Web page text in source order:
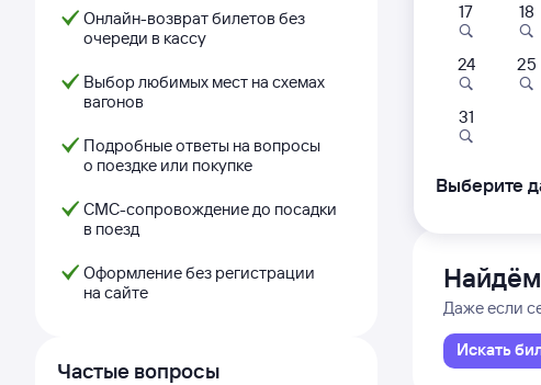
Онлайн-возврат билетов без
очереди в кассу
Выбор любимых мест на схемах
вагонов
Подробные ответы на вопросы
о поездке или покупке
СМС-сопровождение до посадки
в поезд
Оформление без регистрации
на сайте
Частые вопросы
354С
Сенная
Сенной
из Сириуса
05:10
Дни
Найдём
Даже если
Искать
17 18
24 25
31
Выберите